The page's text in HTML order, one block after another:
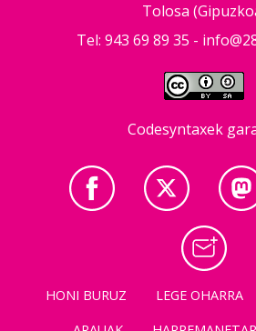
Tolosa
Tel: 943 69 89 35 -
Codesyntaxek
HONI BURUZ LEGE OHARRA